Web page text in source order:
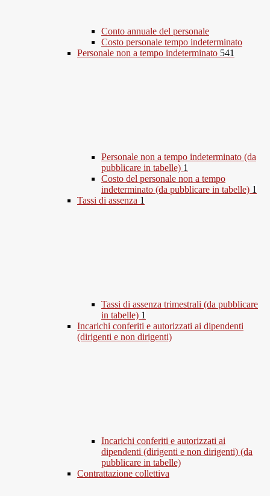
Conto annuale del personale
Costo personale tempo indeterminato
Personale non a tempo indeterminato 541
Personale non a tempo indeterminato (da
pubblicare in tabelle) 1
Costo del personale non a tempo
indeterminato (da pubblicare in tabelle) 1
Tassi di assenza 1
Tassi di assenza trimestrali (da pubblicare
in tabelle) 1
Incarichi conferiti e autorizzati ai dipendenti
(dirigenti e non dirigenti)
Incarichi conferiti e autorizzati ai
dipendenti (dirigenti e non dirigenti) (da
pubblicare in tabelle)
Contrattazione collettiva